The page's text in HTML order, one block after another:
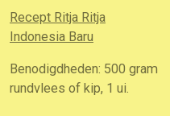
Recept Ritja Ritja
Indonesia Baru
Benodigdheden: 500 gram
rundvlees of kip, 1 ui.